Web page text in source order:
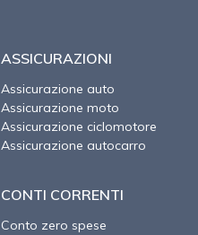
ASSICURAZIONI
Assicurazione auto
Assicurazione moto
Assicurazione ciclomotore
Assicurazione autocarro
CONTI CORRENTI
Conto zero spese